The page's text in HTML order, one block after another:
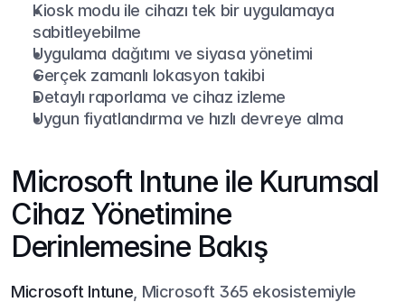
Kiosk modu ile cihazı tek bir uygulamaya
sabitleyebilme
Uygulama dağıtımı ve siyasa yönetimi
Gerçek zamanlı lokasyon takibi
Detaylı raporlama ve cihaz izleme
Uygun fiyatlandırma ve hızlı devreye alma
Microsoft Intune ile Kurumsal
Cihaz Yönetimine
Derinlemesine Bakış
Microsoft Intune , Microsoft 365 ekosistemiyle